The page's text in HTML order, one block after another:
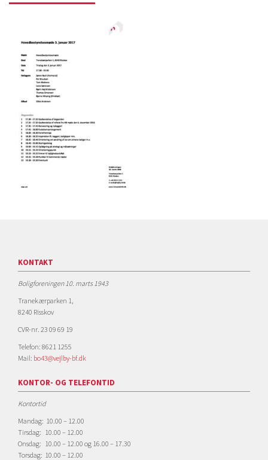
KONTAKT
Boligforeningen 10. marts 1943
Tranekærparken 1,
8240 Risskov
CVR-nr. 23 09 69 19
Telefon: 8621 1255
Mail: bo43@vejlby-bf.dk
KONTOR- OG TELEFONTID
Kontortid
Mandag: 10.00 – 12.00
Tirsdag: 10.00 – 12.00
Onsdag: 10.00 – 12.00 og 16.00 – 17.30
Torsdag: 10.00 – 12.00